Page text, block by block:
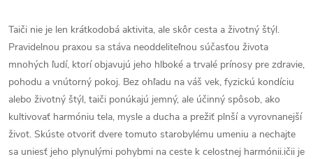
Taiči nie je len krátkodobá aktivita, ale skôr cesta a životný štýl.
Pravidelnou praxou sa stáva neoddeliteľnou súčasťou života
mnohých ľudí, ktorí objavujú jeho hlboké a trvalé prínosy pre zdravie,
pohodu a vnútorný pokoj. Bez ohľadu na váš vek, fyzickú kondíciu
alebo životný štýl, taiči ponúkajú jemný, ale účinný spôsob, ako
kultivovať harmóniu tela, mysle a ducha a prežiť plnší a vyrovnanejší
život. Skúste otvoriť dvere tomuto starobylému umeniu a nechajte
sa uniesť jeho plynulými pohybmi na ceste k celostnej harmónii.ičii je